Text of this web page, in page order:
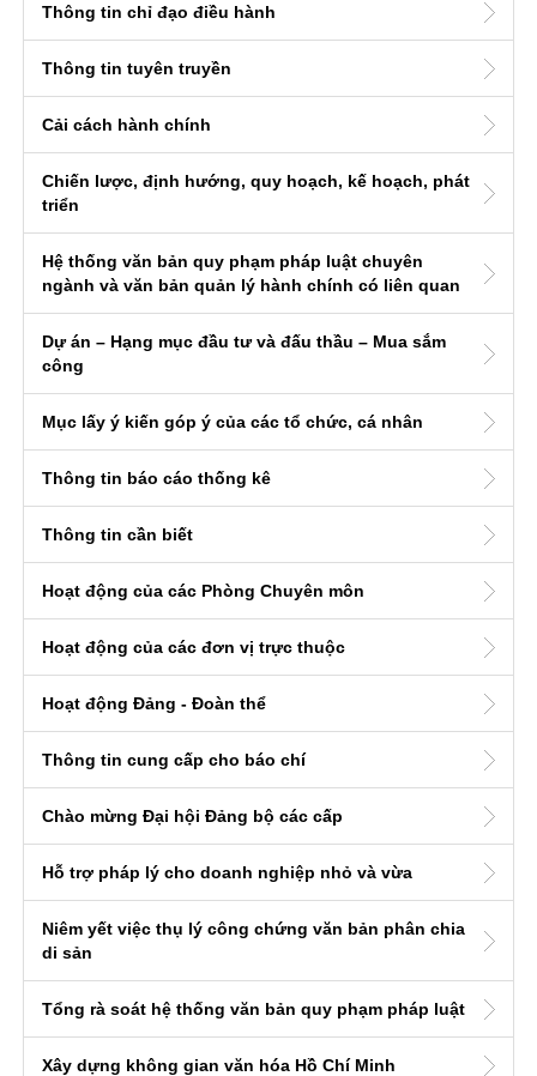
Thông tin chỉ đạo điều hành
Thông tin tuyên truyền
Cải cách hành chính
Chiến lược, định hướng, quy hoạch, kế hoạch, phát
triển
Hệ thống văn bản quy phạm pháp luật chuyên
ngành và văn bản quản lý hành chính có liên quan
Dự án – Hạng mục đầu tư và đấu thầu – Mua sắm
công
Mục lấy ý kiến góp ý của các tổ chức, cá nhân
Thông tin báo cáo thống kê
Thông tin cần biết
Hoạt động của các Phòng Chuyên môn
Hoạt động của các đơn vị trực thuộc
Hoạt động Đảng - Đoàn thể
Thông tin cung cấp cho báo chí
Chào mừng Đại hội Đảng bộ các cấp
Hỗ trợ pháp lý cho doanh nghiệp nhỏ và vừa
Niêm yết việc thụ lý công chứng văn bản phân chia
di sản
Tổng rà soát hệ thống văn bản quy phạm pháp luật
Xây dựng không gian văn hóa Hồ Chí Minh